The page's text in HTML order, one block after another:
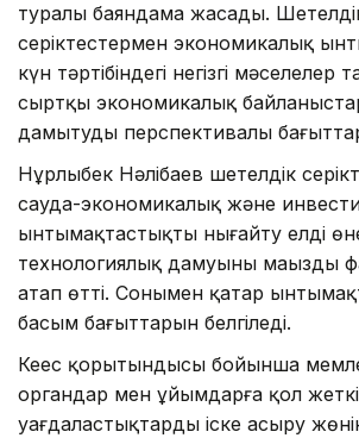
туралы баяндама жасады.
серіктестермен экономикалық
күн тәртібіндегі негізгі мәселелер
сыртқы экономикалық
дамытудың перспективалы
Нұрлыбек Нәлібаев шетелдік
сауда-экономикалық және
ынтымақтастықты нығайту елдің
технологиялық дамуының маңызды
атап өтті. Сонымен қатар
басым бағыттарын белгіледі.
Кеңес қорытындысы бойынша
органдар мен ұйымдарға қол
уағдаластықтарды іске асыру